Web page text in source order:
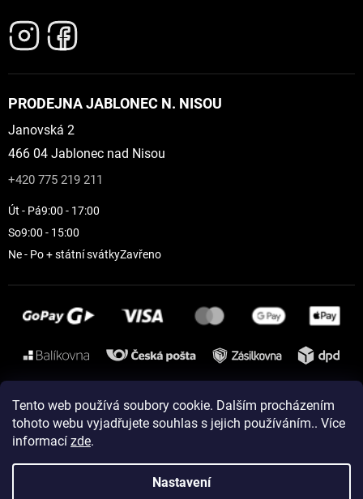
Tento web používá soubory cookie. Dalším procházením
tohoto webu vyjadřujete souhlas s jejich používáním.. Více
informací zde.
Nastavení
PRODEJNA JABLONEC N. NISOU
Janovská 2
466 04 Jablonec nad Nisou
+420 775 219 211
Út - Pá9:00 - 17:00
So9:00 - 15:00
Ne - Po + státní svátkyZavřeno
Instagram
Vytvořil Shoptet